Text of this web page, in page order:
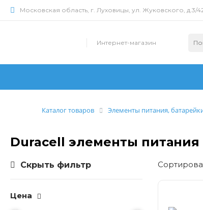
Московская область, г. Луховицы, ул. Жуковского, д.3/
Интернет-магазин
Каталог товаров Элементы питания,
Duracell элементы питания
Скрыть фильтр
Цена